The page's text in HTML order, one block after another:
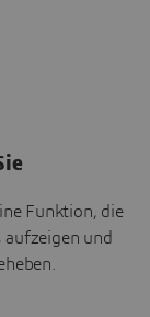
Funktion, die
aufzeigen und